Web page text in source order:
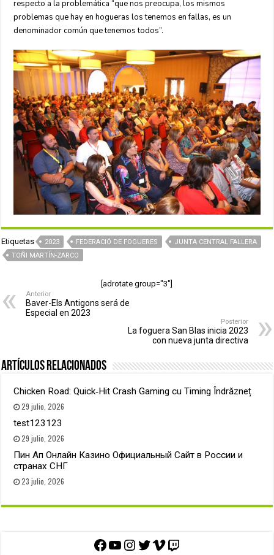
respecto a la problemática “que nos preocupa, los mismos
problemas que hay en hogueras los tenemos en fallas, es un
denominador común que tenemos todos”.
Etiquetas 2023 FEDERACIÓ DE FOGUERES
JUNTA CENTRAL FALLERA
TOÑI MARTÍN-ZARCO
[adrotate group="3"]
Anterior
Baver-Els Antigons será de
Especial en 2023
Posterior
La foguera San Blas inicia 2023
con nueva junta directiva
Artículos relacionados
Chicken Road: Quick‑Hit Crash Gaming cu Timing Îndrăzneț
29 julio, 2026
test123123
29 julio, 2026
Пин Ап Онлайн Казино Официальный Сайт в России и
странах СНГ
23 julio, 2026
Facebook
YouTube
Instagram
Twitter
Vimeo
Twitch